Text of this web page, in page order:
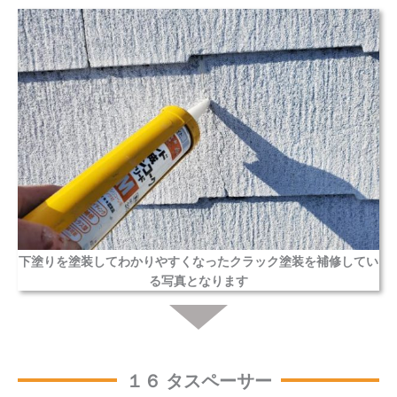
下塗りを塗装してわかりやすくなったクラック塗装を補修してい
る写真となります
１６ タスペーサー